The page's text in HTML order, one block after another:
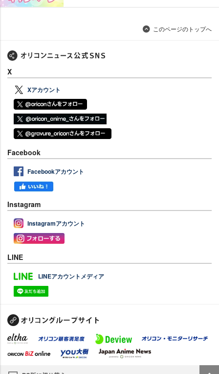
このページのトップへ
X
Xアカウント
Facebook
Facebookアカウント
Instagram
Instagramアカウント
LINE
LINEアカウントメディア